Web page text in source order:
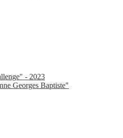
- 2023
Georges Baptiste"